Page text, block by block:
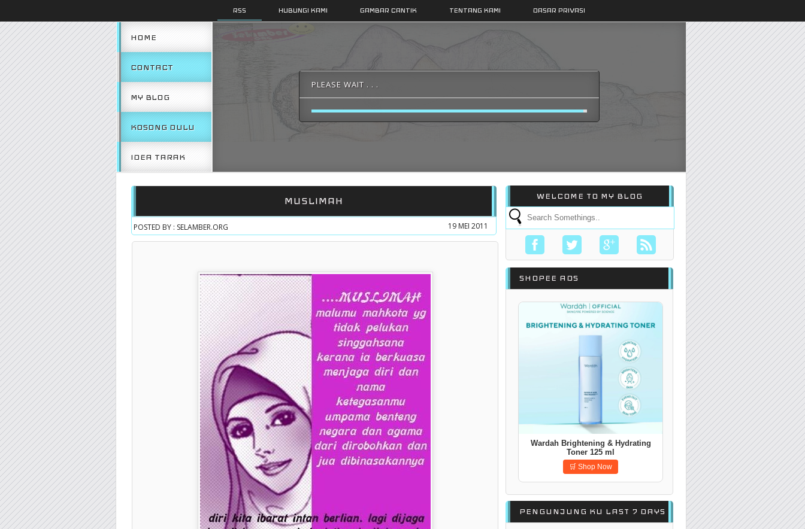
RSS HUBUNGI KAMI GAMBAR CANTIK TENTANG KAMI DASAR PRIVASI
HOME
CONTACT
MY BLOG
KOSONG DULU
IDEA TARAK
PLEASE WAIT . . .
MUSLIMAH
POSTED BY : SELAMBER.ORG 19 MEI 2011
WELCOME TO MY BLOG
SHOPEE ADS
VANS Sling Bag Crossbody
Shoulder Bag Unisex
🛒 Shop Now
PENGUNJUNG KU LAST 7 DAYS